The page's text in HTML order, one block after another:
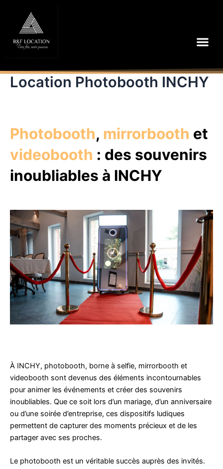
contenu
Location Photobooth INCHY
Photobooth, mirrorbooth et
videobooth : des souvenirs
inoubliables à INCHY
À INCHY, photobooth, borne à selfie, mirrorbooth et
videobooth sont devenus des éléments incontournables
pour animer les événements et créer des souvenirs
inoubliables. Que ce soit lors d’un mariage, d’un anniversaire
ou d’une soirée d’entreprise, ces dispositifs ludiques
permettent de capturer des moments précieux et de les
partager avec ses proches.
Le photobooth est un véritable succès auprès des invités.